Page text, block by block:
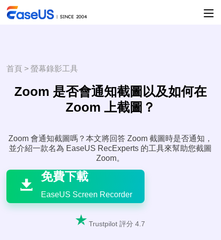
首頁 >螢幕錄影工具
Zoom 是否會通知截圖以及如何在
Zoom 上截圖？
Zoom 會通知截圖嗎？本文將回答 Zoom 截圖時是否通知，
並介紹一款名為 EaseUS RecExperts 的工具來幫助您截圖
Zoom。


免費下載
EaseUS Screen Recorder
 Trustpilot 評分 4.7